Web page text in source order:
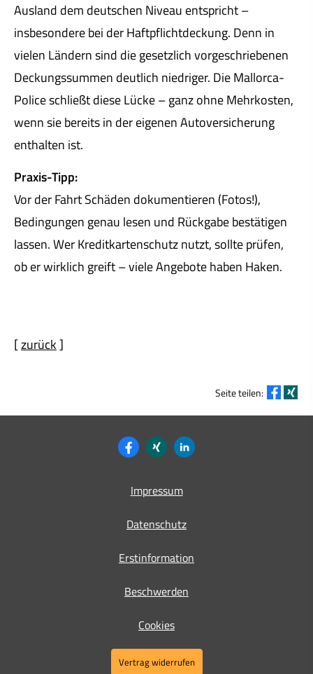
Ausland dem deutschen Niveau entspricht –
insbesondere bei der Haft­pflichtdeckung. Denn in
vielen Ländern sind die gesetzlich vorgeschriebenen
Deckungs­summen deutlich niedriger. Die Mallorca-
Police schließt diese Lücke – ganz ohne Mehrkosten,
wenn sie bereits in der eigenen Auto­ver­si­che­rung
enthalten ist.
Praxis-Tipp:
Vor der Fahrt Schäden dokumentieren (Fotos!),
Bedingungen genau lesen und Rückgabe bestätigen
lassen. Wer Kredit­kartenschutz nutzt, sollte prüfen,
ob er wirklich greift – viele Angebote haben Haken.
[zurück]
Seite teilen:
Impressum
Datenschutz
Erstinformation
Beschwerden
Cookies
Vertrag widerrufen